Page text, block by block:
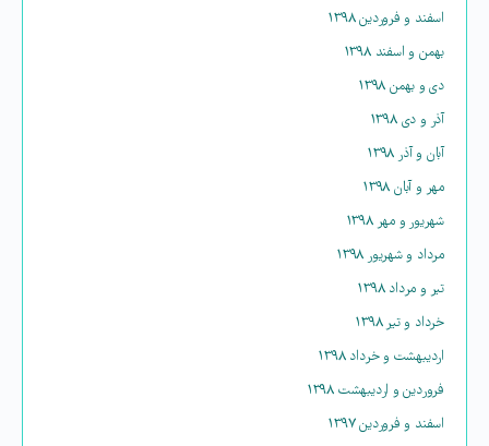
اسفند و فروردین ۱۳۹۸
بهمن و اسفند ۱۳۹۸
دی و بهمن ۱۳۹۸
آذر و دی ۱۳۹۸
آبان و آذر ۱۳۹۸
مهر و آبان ۱۳۹۸
شهریور و مهر ۱۳۹۸
مرداد و شهریور ۱۳۹۸
تیر و مرداد ۱۳۹۸
خرداد و تیر ۱۳۹۸
اردیبهشت و خرداد ۱۳۹۸
فروردین و اردیبهشت ۱۳۹۸
اسفند و فروردین ۱۳۹۷